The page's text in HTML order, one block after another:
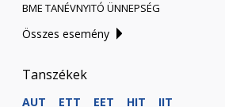
BME TANÉVNYITÓ ÜNNEPSÉG
Összes esemény
Tanszékek
AUT ETT EET HIT
IIT